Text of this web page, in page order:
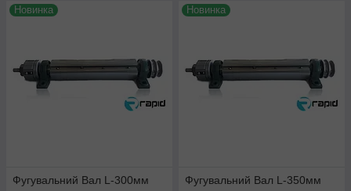
Новинка
Фугувальний Вал L-300мм
Новинка
Фугувальний Вал L-350мм